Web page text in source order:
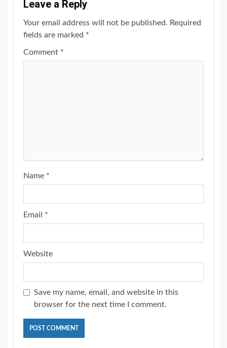
Leave a Reply
Your email address will not be published. Required
fields are marked *
Comment *
Name *
Email *
Website
Save my name, email, and website in this
browser for the next time I comment.